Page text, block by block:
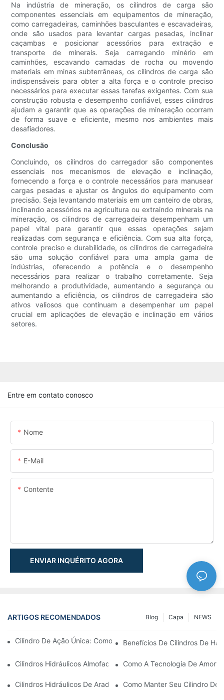
Na indústria de mineração, os cilindros de carga são
componentes essenciais em equipamentos de mineração,
como carregadeiras, caminhões basculantes e escavadeiras,
onde são usados ​​para levantar cargas pesadas, inclinar
caçambas e posicionar acessórios para extração e
transporte de minerais. Seja carregando minério em
caminhões, escavando camadas de rocha ou movendo
materiais em minas subterrâneas, os cilindros de carga são
indispensáveis ​​para obter a alta força e o controle preciso
necessários para executar essas tarefas exigentes. Com sua
construção robusta e desempenho confiável, esses cilindros
ajudam a garantir que as operações de mineração ocorram
de forma suave e eficiente, mesmo nos ambientes mais
desafiadores.
Conclusão
Concluindo, os cilindros do carregador são componentes
essenciais nos mecanismos de elevação e inclinação,
fornecendo a força e o controle necessários para manusear
cargas pesadas e ajustar os ângulos do equipamento com
precisão. Seja levantando materiais em um canteiro de obras,
inclinando acessórios na agricultura ou extraindo minerais na
mineração, os cilindros de carregadeira desempenham um
papel vital para garantir que essas operações sejam
realizadas com segurança e eficiência. Com sua alta força,
controle preciso e durabilidade, os cilindros de carregadeira
são uma solução confiável para uma ampla gama de
indústrias, oferecendo a potência e o desempenho
necessários para realizar o trabalho corretamente. Seja
melhorando a produtividade, aumentando a segurança ou
aumentando a eficiência, os cilindros de carregadeira são
ativos valiosos que continuam a desempenhar um papel
crucial em aplicações de elevação e inclinação em vários
setores.
Entre em contato conosco
Nome
E-Mail
Contente
ENVIAR INQUÉRITO AGORA
ARTIGOS RECOMENDADOS NEWS
Capa
Blog
Cilindro De Ação Única: Como Funciona & Aplicações Comuns
Benefícios De Cilindros De
Cilindros Hidráulicos Almofadados: Reduzindo O Impacto &
Como A Tecnologia De
Cilindros Hidráulicos De Arado De Neve: Principais Recursos
Como Manter Seu Cilindro De